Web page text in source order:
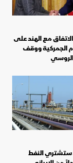
مع الهند على
الجمركية ووقف
ستشتري النفط